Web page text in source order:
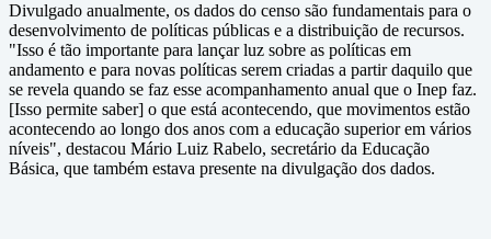
Divulgado anualmente, os dados do censo são fundamentais para o
desenvolvimento de políticas públicas e a distribuição de recursos.
"Isso é tão importante para lançar luz sobre as políticas em
andamento e para novas políticas serem criadas a partir daquilo que
se revela quando se faz esse acompanhamento anual que o Inep faz.
[Isso permite saber] o que está acontecendo, que movimentos estão
acontecendo ao longo dos anos com a educação superior em vários
níveis", destacou Mário Luiz Rabelo, secretário da Educação
Básica, que também estava presente na divulgação dos dados.